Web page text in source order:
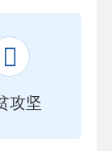

攻坚